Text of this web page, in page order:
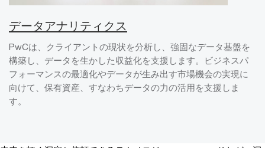
データアナリティクス
PwCは、クライアントの現状を分析し、強固なデータ基盤を
構築し、データを生かした収益化を支援します。ビジネスパ
フォーマンスの最適化やデータが生み出す市場機会の実現に
向けて、保有資産、すなわちデータの力の活用を支援しま
す。